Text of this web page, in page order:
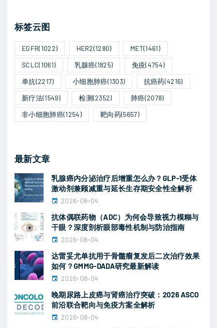
临
床
研
深
度
？
C
V
E
R
床
试
揭
示
积
极
疗
效
与
安
e
标签云图
EGFR(1022) HER2(1280) MET(1461)
SCLC(1061) 乳腺癌(1825) 免疫(4754)
单抗(2217) 小细胞肺癌(1303) 抗癌药(4216)
新疗法(1549) 检测(2352) 肺癌(2078)
非小细胞肺癌(1254) 靶向药(5657)
最新文章
乳腺癌内分泌治疗后增重怎么办？GLP-1受体
激动剂兼顾减重与延长生存期安全性全解析
2026-08-04
抗体偶联药物（ADC）为何会导致视力模糊与
干眼？深度剖析眼部毒性机制与防治指南
2026-08-04
达雷妥尤单抗用于骨髓瘤复发后二次治疗效果
如何？GMMG-DADA研究最新解读
2026-08-04
晚期尿路上皮癌与肾癌治疗突破：2026 ASCO
前沿联合靶向与免疫方案全解析
2026-08-04